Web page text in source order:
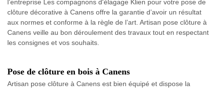
l’entreprise Les compagnons d'élagage Klien pour votre pose de
clôture décorative à Canens offre la garantie d’avoir un résultat
aux normes et conforme à la règle de l’art. Artisan pose clôture à
Canens veille au bon déroulement des travaux tout en respectant
les consignes et vos souhaits.
Pose de clôture en bois à Canens
Artisan pose clôture à Canens est bien équipé et dispose la